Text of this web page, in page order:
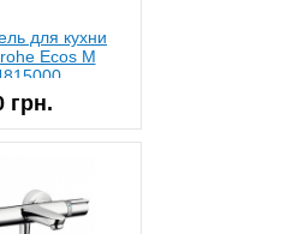
для кухни
Ecos M
грн.